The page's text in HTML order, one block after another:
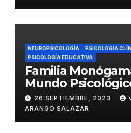
NEUROPSICOLOGÍA
PSICOLOGIA
PSICOLOGÍA EDUCATIVA
Familia
Mundo
26 SEPTIEMBRE, 2023
ARANGO SALAZAR